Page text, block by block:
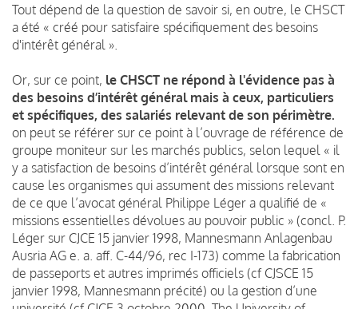
Tout dépend de la question de savoir si, en outre, le CHSCT
a été « créé pour satisfaire spécifiquement des besoins
d'intérêt général ».
Or, sur ce point, le CHSCT ne répond à l'évidence pas à
des besoins d’intérêt général mais à ceux, particuliers
et spécifiques, des salariés relevant de son périmètre.
on peut se référer sur ce point à l’ouvrage de référence de
groupe moniteur sur les marchés publics, selon lequel « il
y a satisfaction de besoins d’intérêt général lorsque sont en
cause les organismes qui assument des missions relevant
de ce que l’avocat général Philippe Léger a qualifié de «
missions essentielles dévolues au pouvoir public » (concl. P.
Léger sur CJCE 15 janvier 1998, Mannesmann Anlagenbau
Ausria AG e. a. aff. C-44/96, rec I-173) comme la fabrication
de passeports et autres imprimés officiels (cf CJSCE 15
janvier 1998, Mannesmann précité) ou la gestion d’une